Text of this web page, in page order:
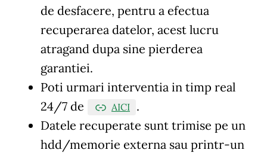
de desfacere, pentru a efectua
recuperarea datelor, acest lucru
atragand dupa sine pierderea
garantiei.
Poti urmari interventia in timp real
24/7 de
AICI .
Datele recuperate sunt trimise pe un
hdd/memorie externa sau printr-un